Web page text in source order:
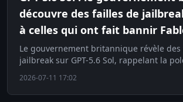
découvre des failles de
à celles qui ont fait bannir
Le gouvernement britannique révèle
jailbreak sur GPT-5.6 Sol, rappelant la
2026-07-11 17:02